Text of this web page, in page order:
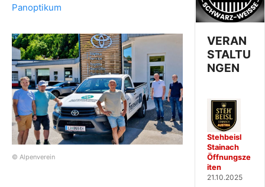
Panoptikum
© Alpenverein
VERAN
STALTU
NGEN
Stehbeisl
Stainach
Öffnungsze
iten
21.10.2025